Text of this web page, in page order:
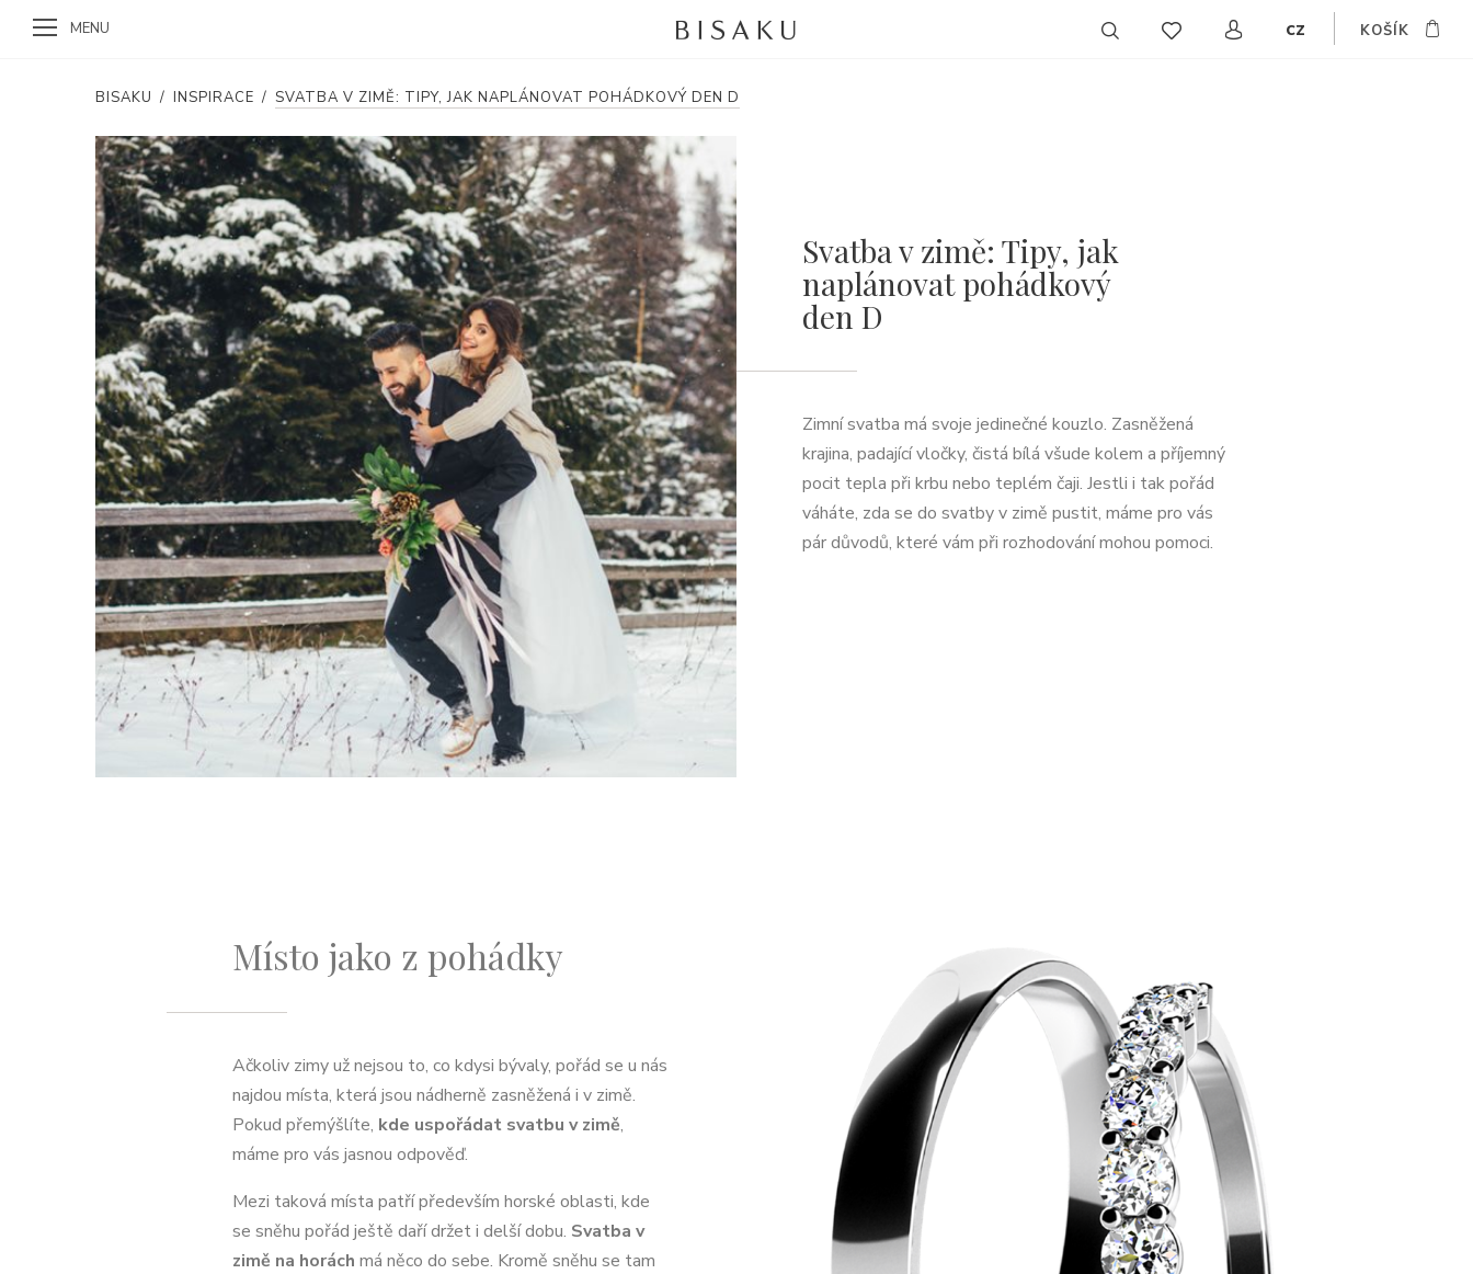
MENU cz KOŠÍK
BISAKU / INSPIRACE / SVATBA V ZIMĚ: TIPY, JAK NAPLÁNOVAT POHÁDKOVÝ DEN D
Svatba v zimě: Tipy, jak
naplánovat pohádkový
den D
Zimní svatba má svoje jedinečné kouzlo. Zasněžená
krajina, padající vločky, čistá bílá všude kolem a příjemný
pocit tepla při krbu nebo teplém čaji. Jestli i tak pořád
váháte, zda se do svatby v zimě pustit, máme pro vás
pár důvodů, které vám při rozhodování mohou pomoci.
Místo jako z pohádky
Ačkoliv zimy už nejsou to, co kdysi bývaly, pořád se u nás
najdou místa, která jsou nádherně zasněžená i v zimě.
Pokud přemýšlíte, kde uspořádat svatbu v zimě,
máme pro vás jasnou odpověď.
Mezi taková místa patří především horské oblasti, kde
se sněhu pořád ještě daří držet i delší dobu. Svatba v
zimě na horách má něco do sebe. Kromě sněhu se tam